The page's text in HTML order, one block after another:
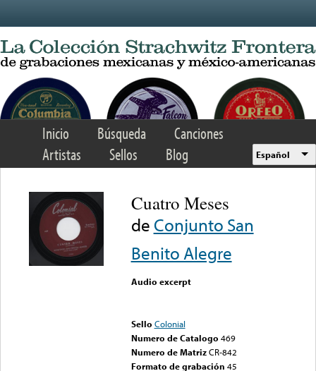
Inicio Búsqueda
Canciones
Artistas
Sellos Blog Español
Cuatro Meses
de Conjunto San
Benito Alegre
Audio excerpt
Sello Colonial
Numero de Catalogo 469
Numero de Matriz CR-842
Formato de grabación 45